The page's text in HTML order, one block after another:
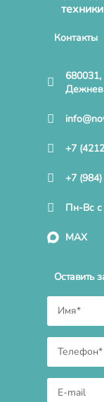
техники
Контакты
680031,
+7
+7
Пн-Вс с
MAX
Оставить